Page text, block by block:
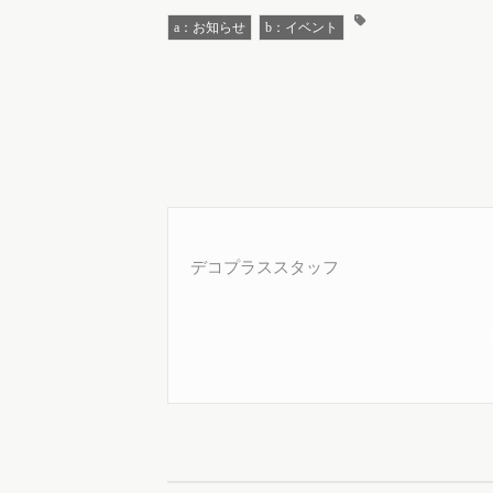
a：お知らせ b：イベント
デコプラススタッフ